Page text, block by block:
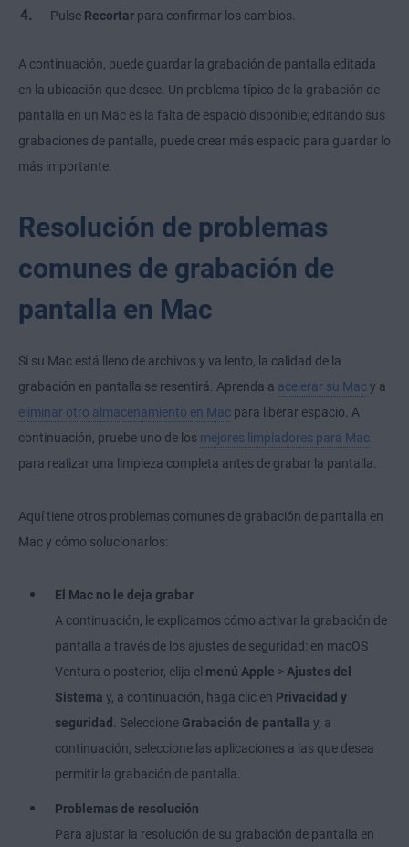
Pulse Recortar para confirmar los cambios.
A continuación, puede guardar la grabación de pantalla editada
en la ubicación que desee. Un problema típico de la grabación de
pantalla en un Mac es la falta de espacio disponible; editando sus
grabaciones de pantalla, puede crear más espacio para guardar lo
más importante.
Resolución de problemas
comunes de grabación de
pantalla en Mac
Si su Mac está lleno de archivos y va lento, la calidad de la
grabación en pantalla se resentirá. Aprenda a acelerar su Mac y a
eliminar otro almacenamiento en Mac para liberar espacio. A
continuación, pruebe uno de los mejores limpiadores para Mac
para realizar una limpieza completa antes de grabar la pantalla.
Aquí tiene otros problemas comunes de grabación de pantalla en
Mac y cómo solucionarlos:
El Mac no le deja grabar
A continuación, le explicamos cómo activar la grabación de
pantalla a través de los ajustes de seguridad: en macOS
Ventura o posterior, elija el menú Apple > Ajustes del
Sistema y, a continuación, haga clic en Privacidad y
seguridad
. Seleccione Grabación de pantalla y, a
continuación, seleccione las aplicaciones a las que desea
permitir la grabación de pantalla.
Problemas de resolución
Para ajustar la resolución de su grabación de pantalla en